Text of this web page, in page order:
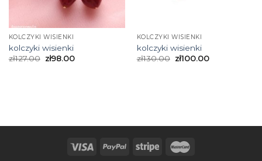
KOLCZYKI WISIENKI
kolczyki wisienki
zł127.00 zł98.00
KOLCZYKI WISIENKI
kolczyki wisienki
zł130.00 zł100.00